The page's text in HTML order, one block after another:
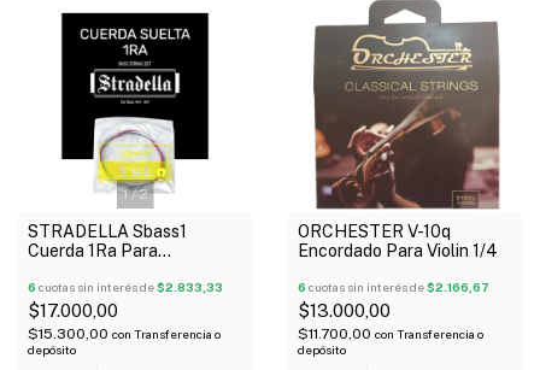
1/2
STRADELLA Sbass1
Cuerda 1Ra Para
6 cuotas sin interés de$2.833,33
$17.000,00
$15.300,00 con Transferencia o
depósito
ORCHESTER V-10q
Encordado Para Violin 1/4
6 cuotas sin interés de$2.166,67
$13.000,00
$11.700,00 con Transferencia o
depósito